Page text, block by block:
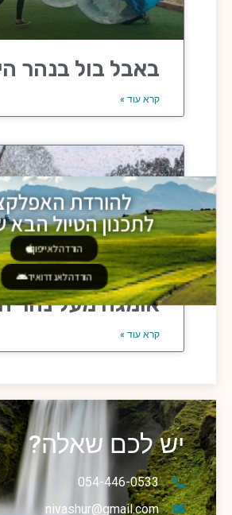
באבל בול בנהר
קרא עוד »
אומגה מעל נהר
קרא עוד »
יש לכם שאלה?
054-446-0533
nivashur@gmail.com
להורדת
לתכנון הטיול
הורדה לאייפון
הורדה לאנדרואיד